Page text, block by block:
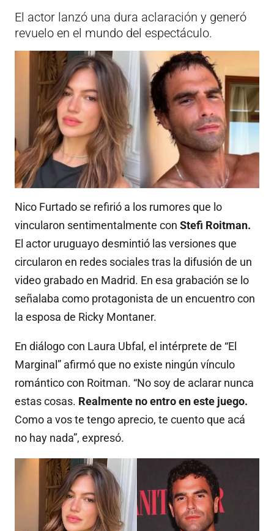
El actor lanzó una dura aclaración y generó
revuelo en el mundo del espectáculo.
Nico Furtado se refirió a los rumores que lo
vincularon sentimentalmente con Stefi Roitman.
El actor uruguayo desmintió las versiones que
circularon en redes sociales tras la difusión de un
video grabado en Madrid. En esa grabación se lo
señalaba como protagonista de un encuentro con
la esposa de Ricky Montaner.
En diálogo con Laura Ubfal, el intérprete de “El
Marginal” afirmó que no existe ningún vínculo
romántico con Roitman. “No soy de aclarar nunca
estas cosas. Realmente no entro en este juego.
Como a vos te tengo aprecio, te cuento que acá
no hay nada”, expresó.